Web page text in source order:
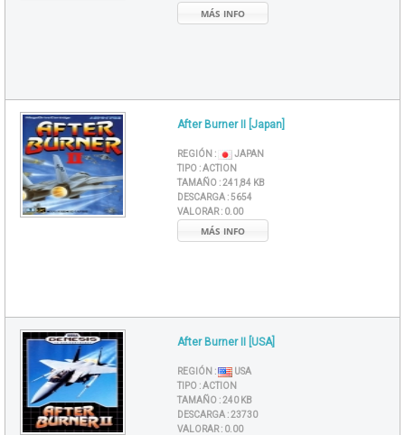
MÁS INFO
After Burner II [Japan]
REGIÓN :
JAPAN
TIPO :ACTION
TAMAÑO :241,84 KB
DESCARGA :5654
VALORAR : 0.00
MÁS INFO
After Burner II [USA]
REGIÓN :
USA
TIPO :ACTION
TAMAÑO :240 KB
DESCARGA :23730
VALORAR : 0.00